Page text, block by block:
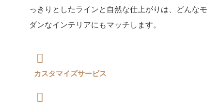
っきりとしたラインと自然な仕上がりは、どんなモ
ダンなインテリアにもマッチします。
カスタマイズサービス